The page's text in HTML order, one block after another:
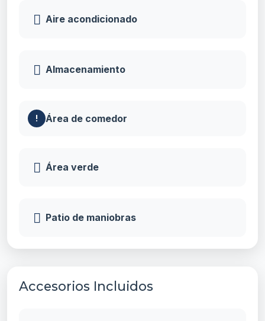
chatear en WhatsApp
Agente 1
Agente 2
Rentas
Aire acondicionado
Almacenamiento
! Área de comedor
Área verde
Patio de maniobras
Accesorios Incluidos